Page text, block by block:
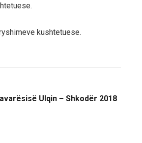
kushtetuese.
Ulqin – Shkodër 2018